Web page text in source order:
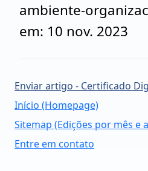
ambiente-
em: 10 nov. 2023
Enviar artigo - Certificado
Início (Homepage)
Sitemap (Edições por mês e
Entre em contato